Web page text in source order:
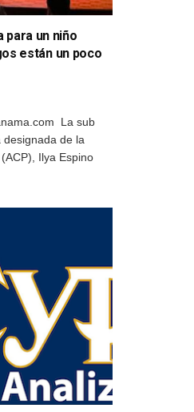
para un niño
están un poco
La sub
de la
Ilya Espino